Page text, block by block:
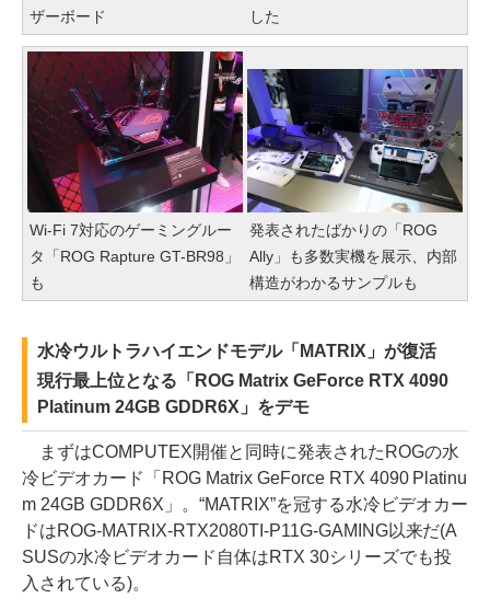
ザーボード
した
Wi-Fi 7対応のゲーミングルー
タ「ROG Rapture GT-BR98」
も
発表されたばかりの「ROG
Ally」も多数実機を展示、内部
構造がわかるサンプルも
水冷ウルトラハイエンドモデル「MATRIX」が復活
現行最上位となる「ROG Matrix GeForce RTX 4090
Platinum 24GB GDDR6X」をデモ
まずはCOMPUTEX開催と同時に発表されたROGの水
冷ビデオカード「ROG Matrix GeForce RTX 4090 Platinu
m 24GB GDDR6X」。“MATRIX”を冠する水冷ビデオカー
ドはROG-MATRIX-RTX2080TI-P11G-GAMING以来だ(A
SUSの水冷ビデオカード自体はRTX 30シリーズでも投
入されている)。